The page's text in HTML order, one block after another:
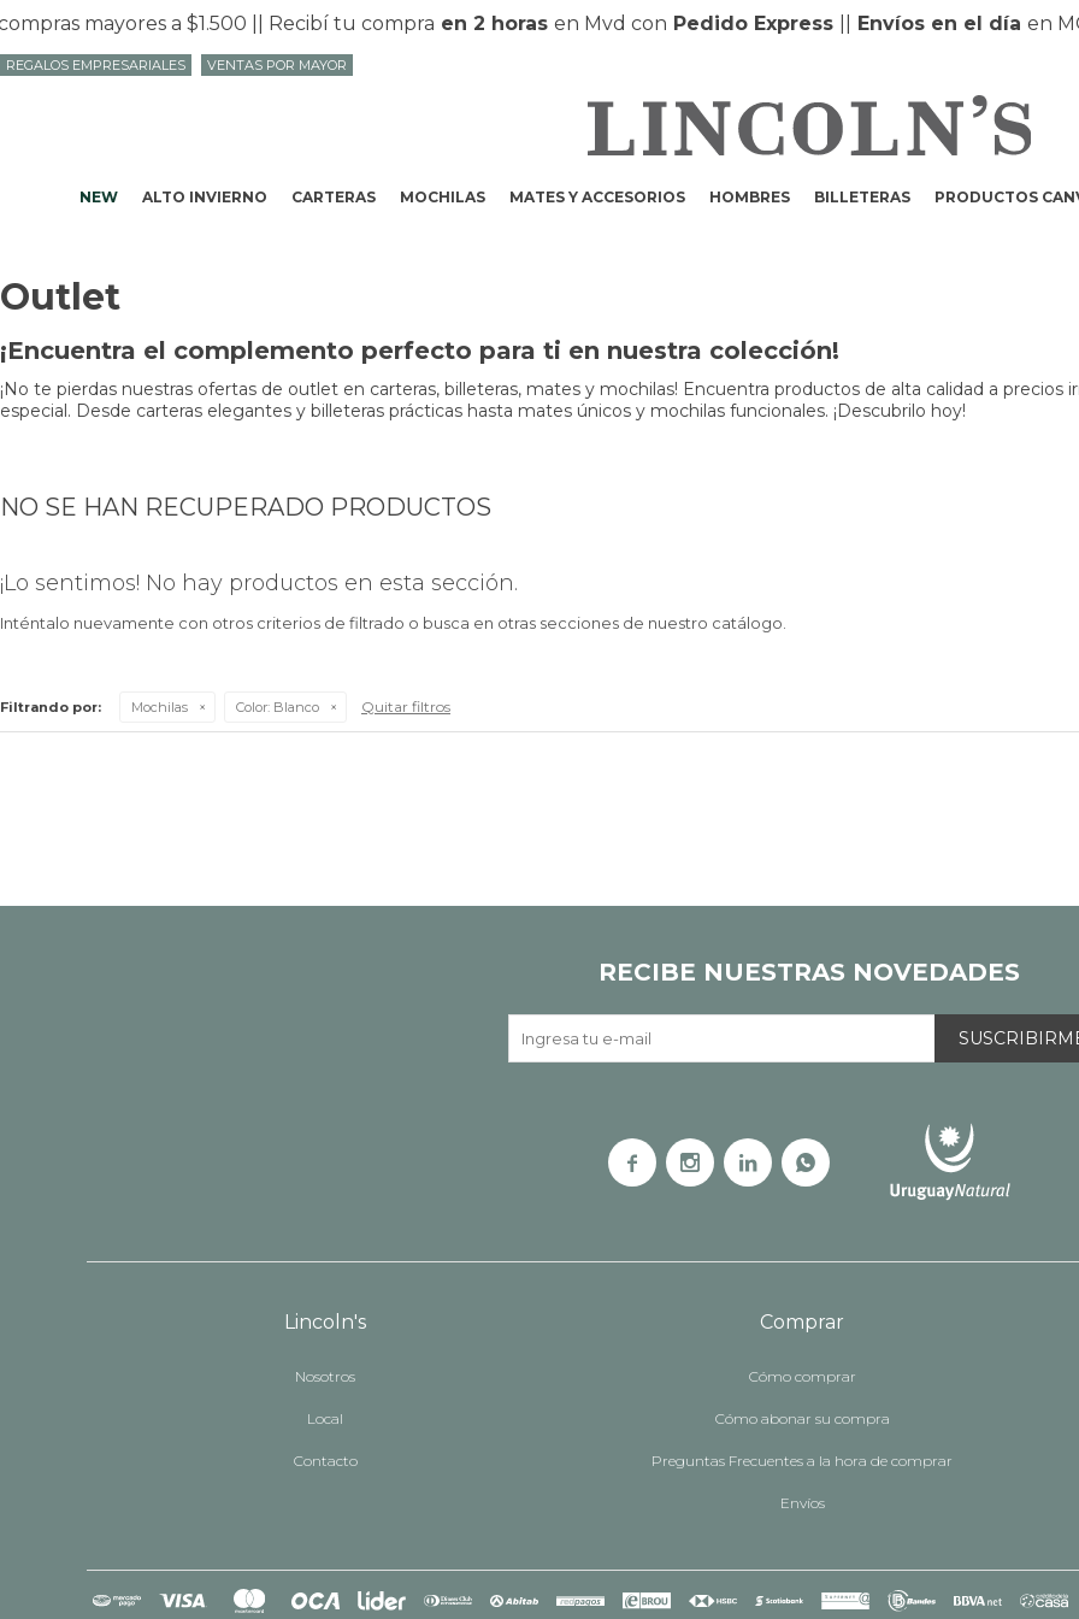
mayores a $1.500 || Recibí tu compraen 2 horasen Mvd conPedido Express|| Envíos en el díaen
NEW ALTO INVIERNO CARTERAS MOCHILAS MATES Y ACCESORIOS HOMBRES BILLETERAS PRODUCTOS
REGALOS EMPRESARIALES VENTAS POR MAYOR
Outlet
¡Encuentra el complemento perfecto para ti en nuestra colección!
¡No te pierdas nuestras ofertas de outlet en carteras, billeteras, mates y mochilas! Encuentra productos de alta calidad a
especial. Desde carteras elegantes y billeteras prácticas hasta mates únicos y mochilas funcionales. ¡Descubrilo hoy!
NO SE HAN RECUPERADO PRODUCTOS
¡Lo sentimos! No hay productos en esta sección.
Inténtalo nuevamente con otros criterios de filtrado o busca en otras secciones de nuestro catálogo.
Filtrando por: Mochilas Color: Blanco Quitar filtros
Lincoln's
Nosotros
Local
Contacto
Comprar
Cómo comprar
Cómo abonar su compra
Preguntas Frecuentes a la hora de comprar
Envíos
RECIBE NUESTRAS NOVEDADES
   